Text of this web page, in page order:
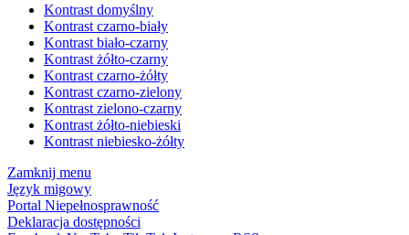
Kontrast domyślny
Kontrast czarno-biały
Kontrast biało-czarny
Kontrast żółto-czarny
Kontrast czarno-żółty
Kontrast czarno-zielony
Kontrast zielono-czarny
Kontrast żółto-niebieski
Kontrast niebiesko-żółty
Zamknij menu
Język migowy
Portal Niepełnosprawność
Deklaracja dostępności